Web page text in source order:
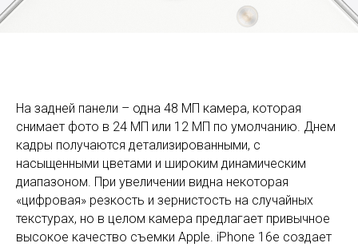
На задней панели – одна 48 МП камера, которая
снимает фото в 24 МП или 12 МП по умолчанию. Днем
кадры получаются детализированными, с
насыщенными цветами и широким динамическим
диапазоном. При увеличении видна некоторая
«цифровая» резкость и зернистость на случайных
текстурах, но в целом камера предлагает привычное
высокое качество съемки Apple. iPhone 16e создает